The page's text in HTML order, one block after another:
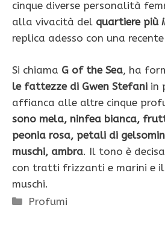
cinque diverse personalità
alla vivacità del quartiere più
replica adesso con una
Si chiama G of the Sea, ha
le fattezze di Gwen Stefani in
affianca alle altre cinque
sono mela, ninfea bianca,
peonia rosa, petali di
muschi, ambra. Il tono è
con tratti frizzanti e marini e
muschi.
Categorie
Profumi